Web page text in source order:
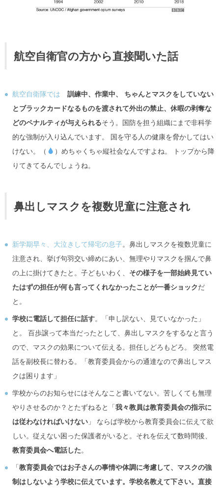
航空自衛官の方から直接聞いた話
航空自衛隊では
訓練中、作業中、 ちゃんとマスクをしていない
とブラックカードなるものを渡されて外出の禁止、休暇の剥奪な
どのペナルティが与えられるそう。国防を担う組織にまで非科学
的な強制が入り込んでいます。 国を守る人の健康を脅かしてはい
けない。（
）めちゃくちゃ縦社会なんですよね。 トップから降
りてきてるんでしょうね。
鼻出しマスクを複数児童に注意され
新学期早々、大泣きして帰宅の息子。鼻出しマスクを複数児童に
注意され、挙げ句羽交い締めにあい、無理やりマスクを掴んで鼻
の上に掛けてきたと。子どもいわく、 その様子を一部始終見てい
たはずの担任が何も言ってくれなかったことが一番ショックだ
と。
学校に電話して担任に話す。「申し訳ない、見ていなかった」
と。 百歩譲って本当だったとして、鼻出しマスクをするなと言う
ので、マスクの効果について伝える。担任しどろもどろ。 突然電
話を副校長に替わる。「教育委員会からの通達なので鼻出しマス
クは困ります」
学校からのお知らせにはそんなこと書いてない。苦しくても無理
やりさせるのか？とたずねると「我々教員は教育委員会の指示に
は従わなければいけない 」 ならば学校から教育委員会に伝えて欲
しい。従えない困った保護者がいると。それを伝えて数時間後、
教育委員会へ電話した。
「教育委員会ではお子さんの事情や体調に考慮して、マスクの強
制はしないよう学校に伝えています。学校名教えて下さい。直接